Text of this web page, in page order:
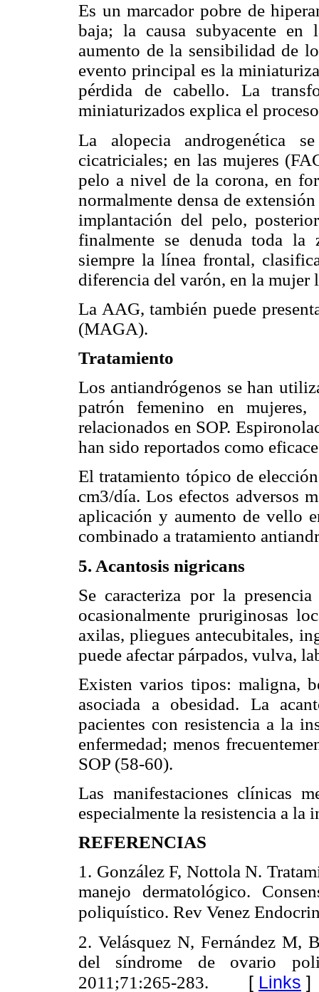
Es un marcador pobre de
baja; la causa subyacente en
aumento de la sensibilidad de
evento principal es la
pérdida de cabello. La
miniaturizados explica el
La alopecia androgenética
cicatriciales; en las mujeres
pelo a nivel de la corona, en
normalmente densa de
implantación del pelo,
finalmente se denuda toda la
siempre la línea frontal,
diferencia del varón, en la mujer
La AAG, también puede
(MAGA).
Tratamiento
Los antiandrógenos se han
patrón femenino en mujeres,
relacionados en SOP.
han sido reportados como
El tratamiento tópico de
cm3/día. Los efectos adversos
aplicación y aumento de vello
combinado a tratamiento
5. Acantosis nigricans
Se caracteriza por la
ocasionalmente pruriginosas
axilas, pliegues antecubitales,
puede afectar párpados, vulva,
Existen varios tipos: maligna,
asociada a obesidad. La
pacientes con resistencia a la
enfermedad; menos
SOP (58-60).
Las manifestaciones clínicas
especialmente la resistencia a la
REFERENCIAS
1. González F, Nottola N.
manejo dermatológico.
poliquístico. Rev Venez
2. Velásquez N, Fernández M,
del síndrome de ovario
2011;71:265-283. [ Links ]